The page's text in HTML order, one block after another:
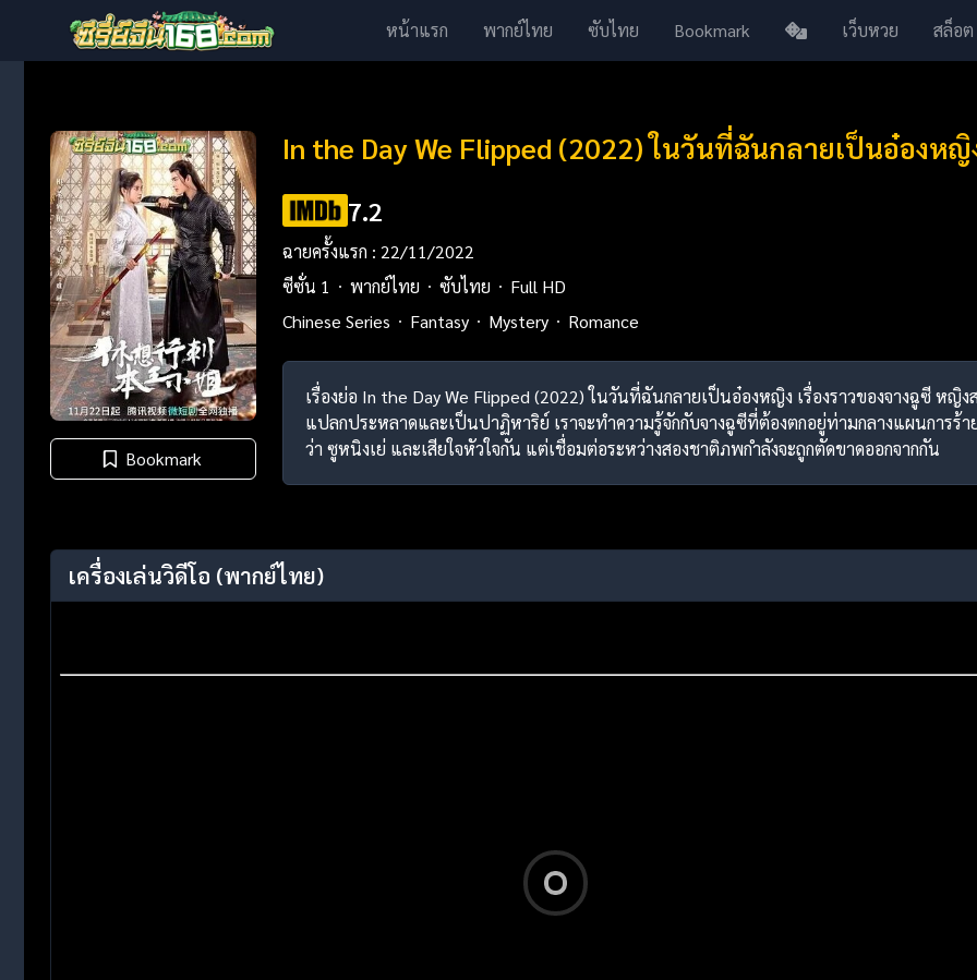
หน้าแรก พากย์ไทย ซับไทย Bookmark เว็บหวย สล็อต
Bookmark
In the Day We Flipped (2022) ในวันที่ฉันกลายเป็นอ๋อง
7.2
ฉายครั้งแรก : 22/11/2022
ซีซั่น 1
พากย์ไทย ซับไทย
Full HD
Chinese Series
Fantasy Mystery Romance
เรื่องย่อ In the Day We Flipped (2022) ในวันที่ฉันกลายเป็นอ๋องหญิง เรื่องราวของจางฉูซี หญิ
แปลกประหลาดและเป็นปาฏิหาริย์ เราจะทำความรู้จักกับจางฉูซีที่ต้องตกอยู่ท่ามกลางแผนการ
ว่า ซูหนิงเย่ และเสียใจหัวใจกัน แต่เชื่อมต่อระหว่างสองชาติภพกำลังจะถูกตัดขาดออกจากกัน
เครื่องเล่นวิดีโอ (พากย์ไทย)